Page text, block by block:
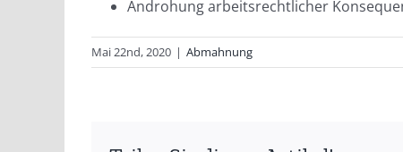
Andro­hung arbeits­recht­li­cher
Mai 22nd, 2020 | Abmahnung